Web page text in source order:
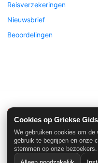
Cookies op Griekse
We gebruiken cookies om
gebruik te begrijpen en onze
stemmen op onze
Reisverzekeringen
Nieuwsbrief
Beoordelingen
Griekse Gids Reizen
SGR Nummer: